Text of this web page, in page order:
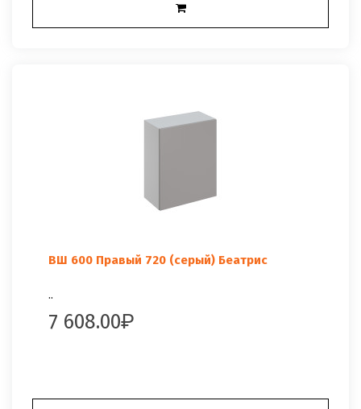
ВШ 600 Правый 720 (серый) Беатрис
..
7 608.00